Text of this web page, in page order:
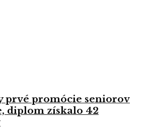
prvé promócie seniorov
diplom získalo 42